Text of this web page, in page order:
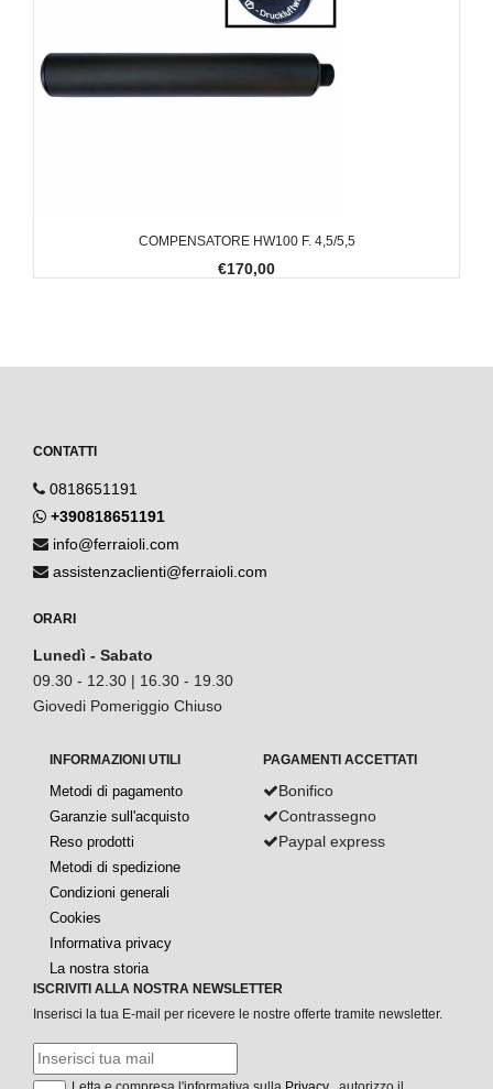
COMPENSATORE HW100 F. 4,5/5,5
€170,00
CONTATTI
0818651191
+390818651191
info@ferraioli.com
assistenzaclienti@ferraioli.com
ORARI
Lunedì - Sabato
09.30 - 12.30 | 16.30 - 19.30
Giovedi Pomeriggio Chiuso
INFORMAZIONI UTILI
Metodi di pagamento
Garanzie sull'acquisto
Reso prodotti
Metodi di spedizione
Condizioni generali
Cookies
Informativa privacy
La nostra storia
PAGAMENTI ACCETTATI
Bonifico
Contrassegno
Paypal express
ISCRIVITI ALLA NOSTRA NEWSLETTER
Inserisci la tua E-mail per ricevere le nostre offerte tramite newsletter.